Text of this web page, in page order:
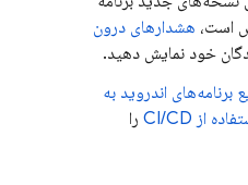
است، هشدارهای درون
خود نمایش دهید.
برنامه‌های اندروید به
را